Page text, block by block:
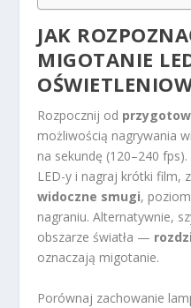
JAK
MIGOTANIE
Rozpocznij od
możliwością nagrywania
na sekundę (120–240
LED-y i nagraj krótki film,
widoczne smugi,
nagraniu. Alternatywnie,
obszarze światła —
oznaczają migotanie.
Porównaj zachowanie